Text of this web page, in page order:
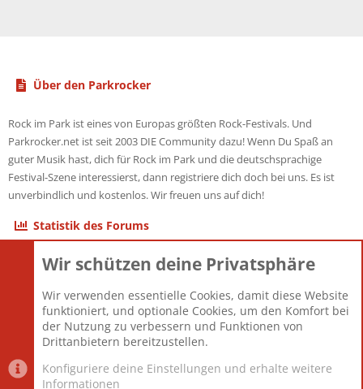
Über den Parkrocker
Rock im Park ist eines von Europas größten Rock-Festivals. Und
Parkrocker.net ist seit 2003 DIE Community dazu! Wenn Du Spaß an
guter Musik hast, dich für Rock im Park und die deutschsprachige
Festival-Szene interessierst, dann registriere dich doch bei uns. Es ist
unverbindlich und kostenlos. Wir freuen uns auf dich!
Statistik des Forums
Themen
Mitglieder
12.427
Neuestes Mitglied
Berlin
Wir schützen deine Privatsphäre
Wir verwenden essentielle Cookies, damit diese Website
funktioniert, und optionale Cookies, um den Komfort bei
der Nutzung zu verbessern und Funktionen von
Drittanbietern bereitzustellen.
Konfiguriere deine Einstellungen und erhalte weitere
Informationen